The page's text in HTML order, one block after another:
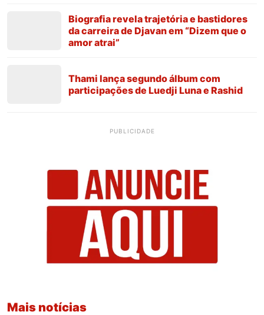
Biografia revela trajetória e bastidores
da carreira de Djavan em “Dizem que o
amor atrai”
Thami lança segundo álbum com
participações de Luedji Luna e Rashid
PUBLICIDADE
Mais notícias